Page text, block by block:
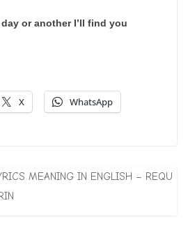
or another I’ll find you
X WhatsApp
MEANING IN ENGLISH – REQU